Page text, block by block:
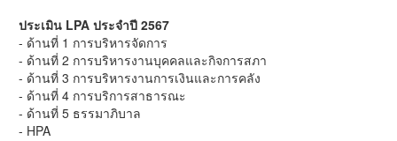
ประเมิน LPA ประจำปี 2567
- ด้านที่ 1 การบริหารจัดการ
- ด้านที่ 2 การบริหารงานบุคคลและกิจการสภา
- ด้านที่ 3 การบริหารงานการเงินและการคลัง
- ด้านที่ 4 การบริการสาธารณะ
- ด้านที่ 5 ธรรมาภิบาล
- HPA